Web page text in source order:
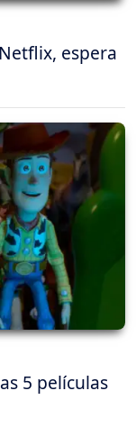
espera
5 películas